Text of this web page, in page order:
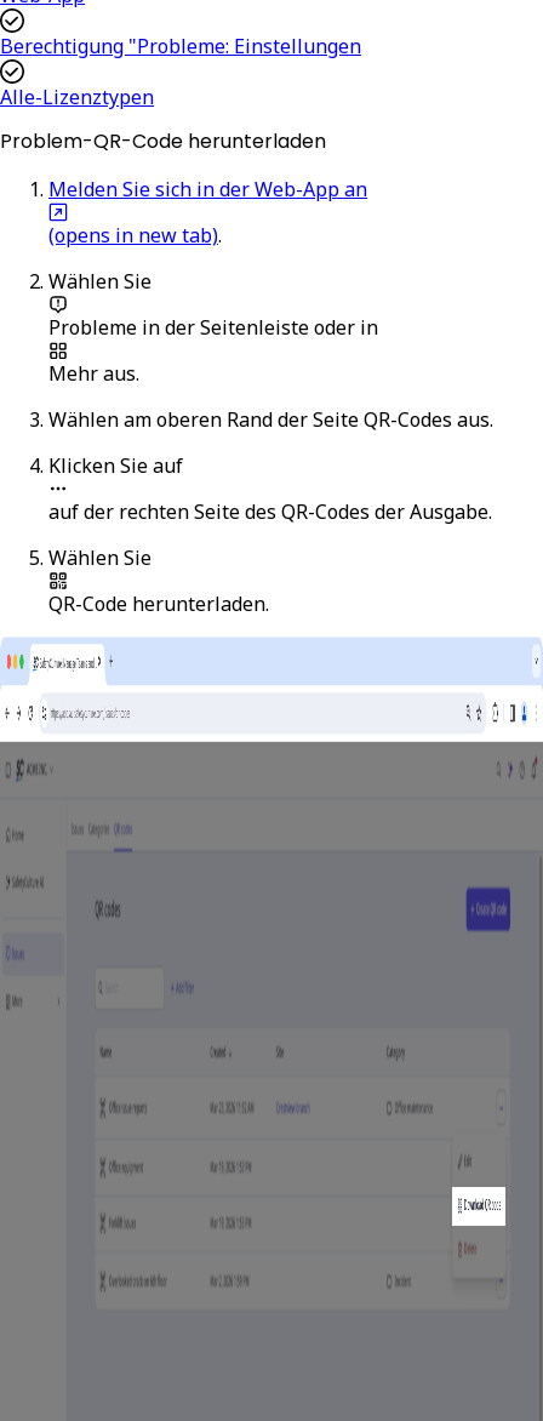
Berechtigung "Probleme: Einstellungen
Alle-Lizenztypen
Problem-QR-Code herunterladen
Melden Sie sich in der Web-App an
(opens in new tab).
Wählen Sie
Probleme in der Seitenleiste oder in
Mehraus.
Wählen am oberen Rand der SeiteQR-Codes aus.
Klicken Sie auf
auf der rechten Seite des QR-Codes der Ausgabe.
Wählen Sie
QR-Code herunterladen.